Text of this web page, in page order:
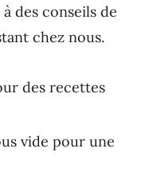
des conseils de
chez nous.
des recettes
vide pour une